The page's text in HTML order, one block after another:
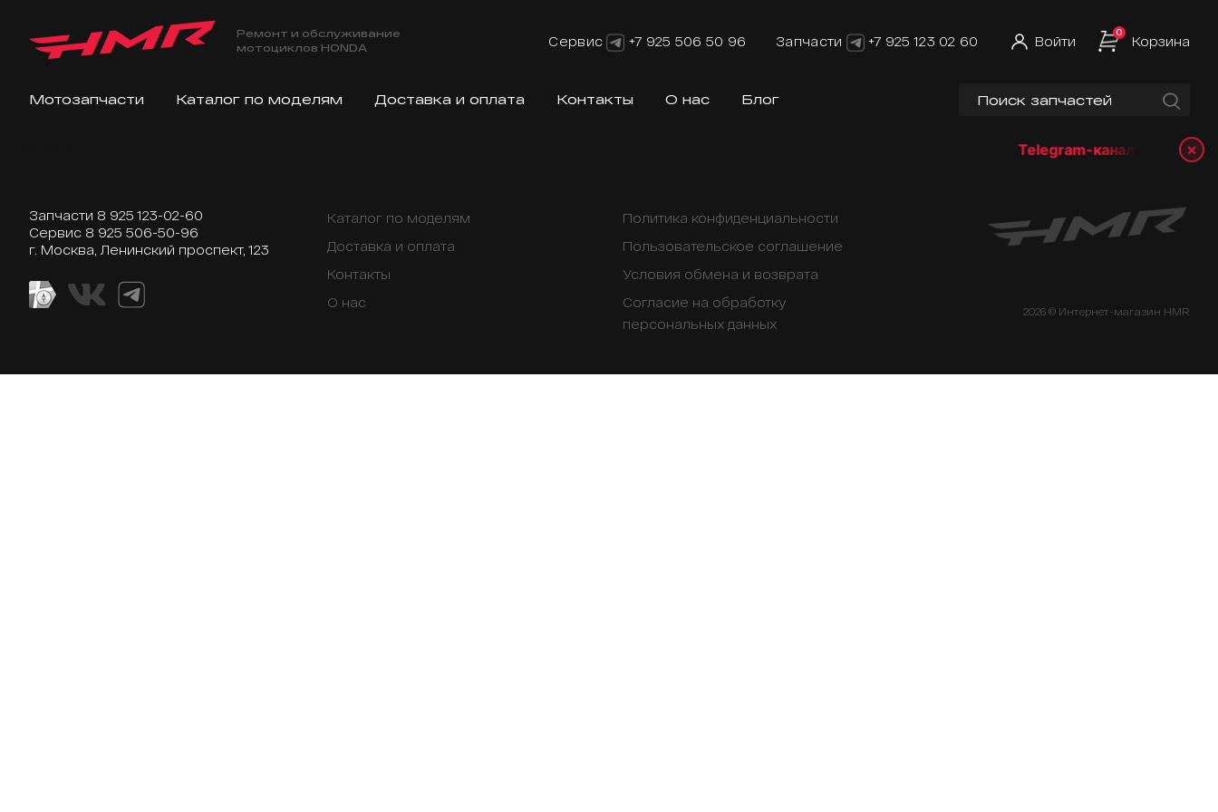
Ремонт и обслуживание
мотоциклов HONDA
Сервис +7 925 506 50 96 Запчасти +7 925 123 02 60 Войти
0
Корзина
Мотозапчасти Каталог по моделям Доставка и оплата Контакты О нас Блог
Telegram-канал: ×
Запчасти 8 925 123-02-60
Сервис 8 925 506-50-96
г. Москва, Ленинский проспект, 123
Каталог по моделям
Доставка и оплата
Контакты
О нас
Политика конфиденциальности
Пользовательское соглашение
Условия обмена и возврата
Согласие на обработку
персональных данных
2026 © Интернет-магазин HMR